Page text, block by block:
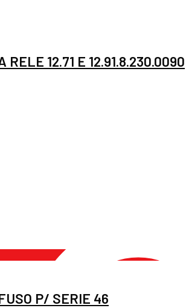
RELE 12.71 E 12.91.8.230.0090
P/ SERIE 46